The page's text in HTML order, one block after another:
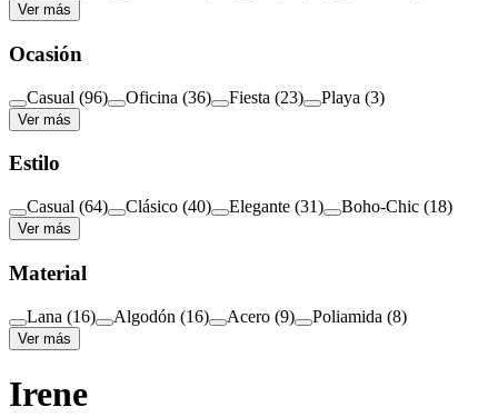
Ver más
Ocasión
Casual (96) Oficina (36) Fiesta (23) Playa (3)
Ver más
Estilo
Casual (64) Clásico (40) Elegante (31) Boho-Chic (18)
Ver más
Material
Lana (16) Algodón (16) Acero (9) Poliamida (8)
Ver más
Irene